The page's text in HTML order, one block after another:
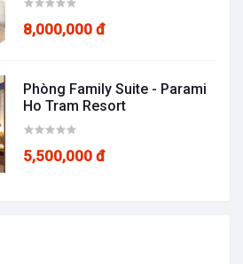
8,000,000 đ
Phòng Family Suite - Parami
Ho Tram Resort
5,500,000 đ